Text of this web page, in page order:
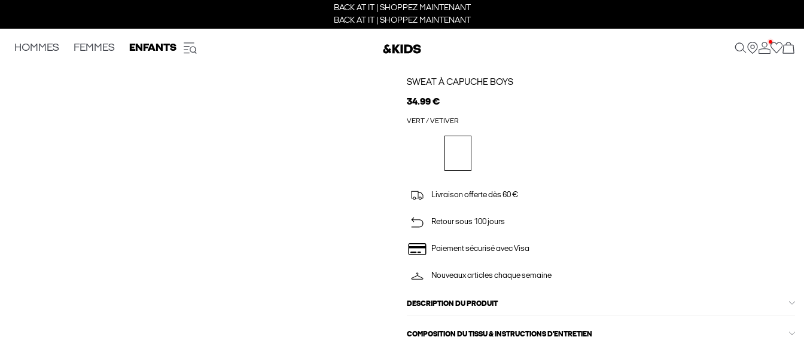
BACK AT IT | SHOPPEZ MAINTENANT
BACK AT IT | SHOPPEZ MAINTENANT
HOMMES FEMMES ENFANTS
SWEAT À CAPUCHE BOYS
34.99 €
VERT / VETIVER
Livraison offerte dès 60 €
Retour sous 100 jours
Paiement sécurisé avec Visa
Nouveaux articles chaque semaine
DESCRIPTION DU PRODUIT
COMPOSITION DU TISSU & INSTRUCTIONS D'ENTRETIEN